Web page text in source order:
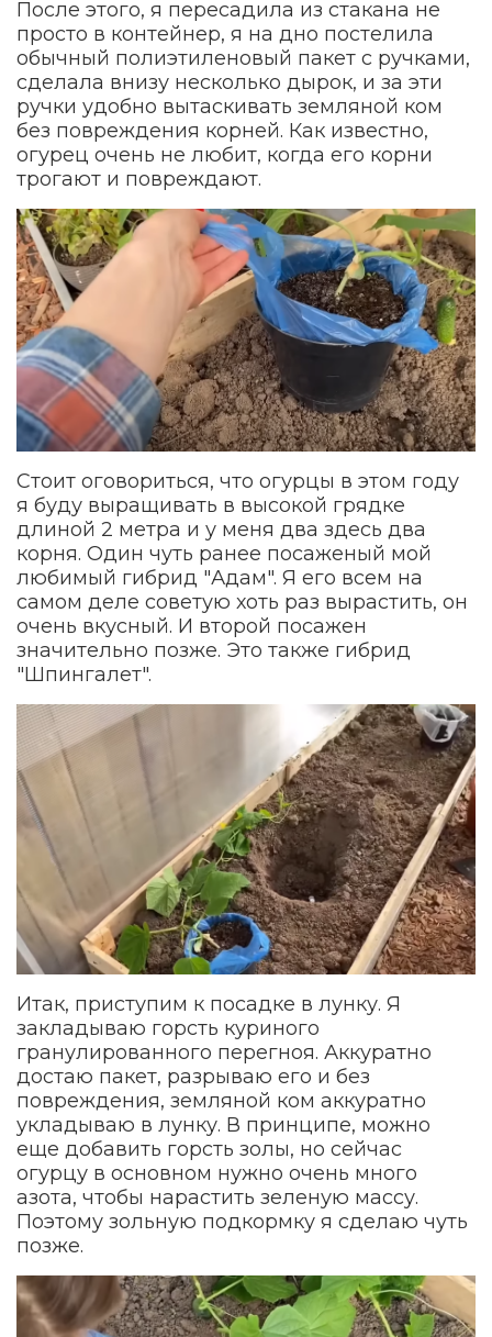
После этого, я пересадила из стакана не
просто в контейнер, я на дно постелила
обычный полиэтиленовый пакет с ручками,
сделала внизу несколько дырок, и за эти
ручки удобно вытаскивать земляной ком
без повреждения корней. Как известно,
огурец очень не любит, когда его корни
трогают и повреждают.
Стоит оговориться, что огурцы в этом году
я буду выращивать в высокой грядке
длиной 2 метра и у меня два здесь два
корня. Один чуть ранее посаженый мой
любимый гибрид "Адам". Я его всем на
самом деле советую хоть раз вырастить, он
очень вкусный. И второй посажен
значительно позже. Это также гибрид
"Шпингалет".
Итак, приступим к посадке в лунку. Я
закладываю горсть куриного
гранулированного перегноя. Аккуратно
достаю пакет, разрываю его и без
повреждения, земляной ком аккуратно
укладываю в лунку. В принципе, можно
еще добавить горсть золы, но сейчас
огурцу в основном нужно очень много
азота, чтобы нарастить зеленую массу.
Поэтому зольную подкормку я сделаю чуть
позже.